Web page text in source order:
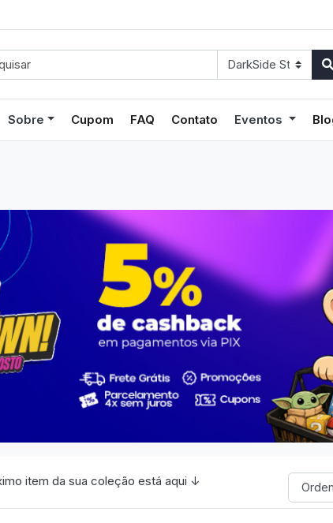
Sobre Cupom FAQ Contato Eventos
item da sua coleção está aqui ↓